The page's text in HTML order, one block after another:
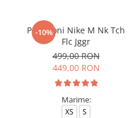
-10%
Pantaloni Nike M Nk Tch
Flc Jggr
499,00 RON
449,00 RON
Marime:
XS S